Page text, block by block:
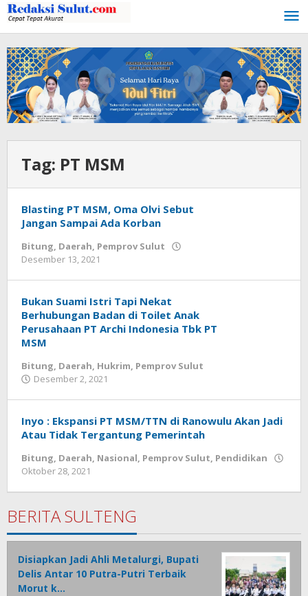
Lewati
ke
konten
Tag: PT MSM
Blasting PT MSM, Oma Olvi Sebut
Jangan Sampai Ada Korban
Bitung, Daerah, Pemprov Sulut
Desember 13, 2021
Bukan Suami Istri Tapi Nekat
Berhubungan Badan di Toilet Anak
Perusahaan PT Archi Indonesia Tbk PT
MSM
Bitung, Daerah, Hukrim, Pemprov Sulut
Desember 2, 2021
Inyo : Ekspansi PT MSM/TTN di Ranowulu Akan Jadi
Atau Tidak Tergantung Pemerintah
Bitung, Daerah, Nasional, Pemprov Sulut, Pendidikan
Oktober 28, 2021
BERITA SULTENG
Disiapkan Jadi Ahli Metalurgi, Bupati
Delis Antar 10 Putra-Putri Terbaik
Morut k…